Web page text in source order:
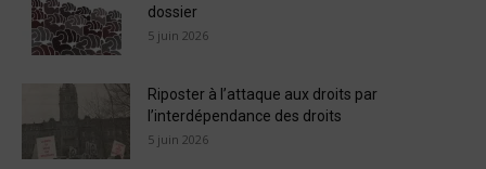
dossier
5 juin 2026
Riposter à l’attaque aux droits par
l’interdépendance des droits
5 juin 2026